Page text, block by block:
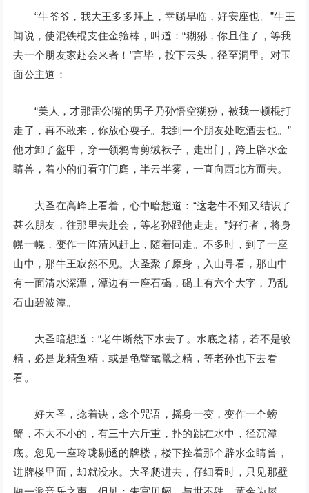
“牛爷爷，我大王多多拜上，幸赐早临，好安座也。”牛王
闻说，使混铁棍支住金箍棒，叫道：“猢狲，你且住了，等我
去一个朋友家赴会来者！”言毕，按下云头，径至洞里。对玉
面公主道：
“美人，才那雷公嘴的男子乃孙悟空猢狲，被我一顿棍打
走了，再不敢来，你放心耍子。我到一个朋友处吃酒去也。”
他才卸了盔甲，穿一领鸦青剪绒袄子，走出门，跨上辟水金
睛兽，着小的们看守门庭，半云半雾，一直向西北方而去。
大圣在高峰上看着，心中暗想道：“这老牛不知又结识了
甚么朋友，往那里去赴会，等老孙跟他走走。”好行者，将身
幌一幌，变作一阵清风赶上，随着同走。不多时，到了一座
山中，那牛王寂然不见。大圣聚了原身，入山寻看，那山中
有一面清水深潭，潭边有一座石碣，碣上有六个大字，乃乱
石山碧波潭。
大圣暗想道：“老牛断然下水去了。水底之精，若不是蛟
精，必是龙精鱼精，或是龟鳖鼋鼍之精，等老孙也下去看
看。
好大圣，捻着诀，念个咒语，摇身一变，变作一个螃
蟹，不大不小的，有三十六斤重，扑的跳在水中，径沉潭
底。忽见一座玲珑剔透的牌楼，楼下拴着那个辟水金睛兽，
进牌楼里面，却就没水。大圣爬进去，仔细看时，只见那壁